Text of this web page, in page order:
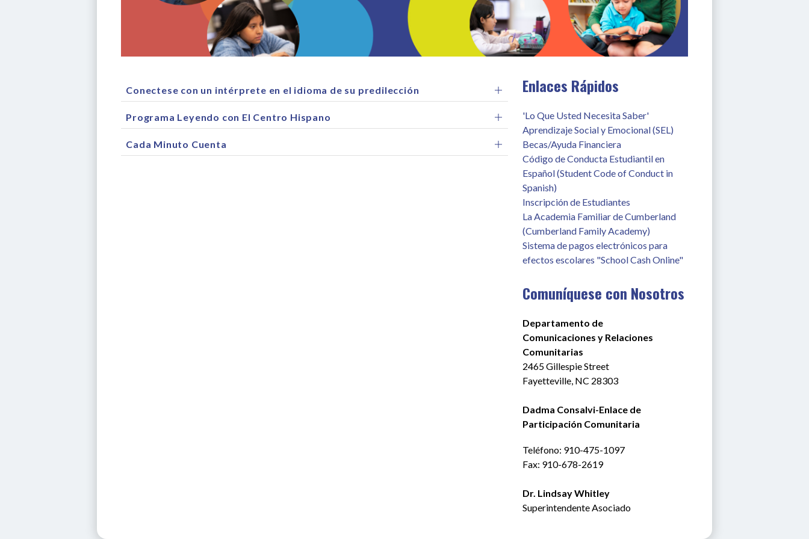
Conectese con un intérprete en el idioma de su predilección
Programa Leyendo con El Centro Hispano
Cada Minuto Cuenta
Enlaces Rápidos
'Lo Que Usted Necesita Saber'
Aprendizaje Social y Emocional (SEL)
Becas/Ayuda Financiera
Código de Conducta Estudiantil en
Español (Student Code of Conduct in
Spanish)
Inscripción de Estudiantes
La Academia Familiar de Cumberland
(Cumberland Family Academy)
Sistema de pagos electrónicos para
efectos escolares "School Cash Online"
Comuníquese con Nosotros
Departamento de
Comunicaciones y Relaciones
Comunitarias
2465 Gillespie Street
Fayetteville, NC 28303
Dadma Consalvi-Enlace de
Participación Comunitaria
Teléfono: 910-475-1097
Fax: 910-678-2619
Dr. Lindsay Whitley
Superintendente Asociado